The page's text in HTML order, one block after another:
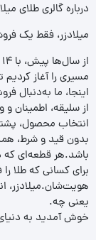
درباره گالری طلای
میلادزر، فقط یک
مسیری را آغاز کردیم
اینجا، ما به‌دنبال
از سلیقه، اطمینان
انتخاب محصول،
بدون قید و شرط،
باشد.هر قطعه‌ای که
برای کسانی که طلا
هویت‌شان.میلادزر،
یعنی چه.
خوش آمدید به